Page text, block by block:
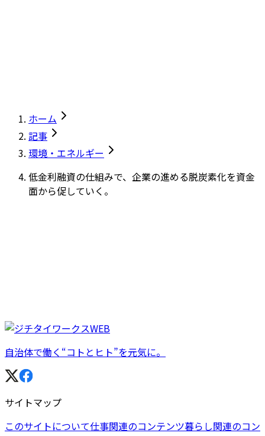
ホーム
記事
環境・エネルギー
低金利融資の仕組みで、企業の進める脱炭素化を資金
面から促していく。
自治体で働く“コトとヒト”を元気に。
サイトマップ
このサイトについて仕事関連のコンテンツ暮らし関連のコン